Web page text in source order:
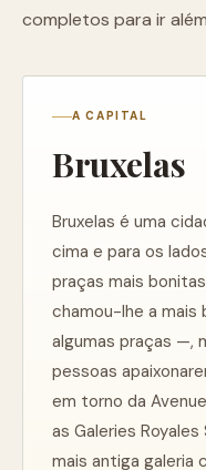
completos para ir
A CAPITAL
Bruxelas
Bruxelas é uma
cima e para os
praças mais
chamou-lhe a mais
algumas praças —,
pessoas
em torno da
as Galeries
mais antiga galeria